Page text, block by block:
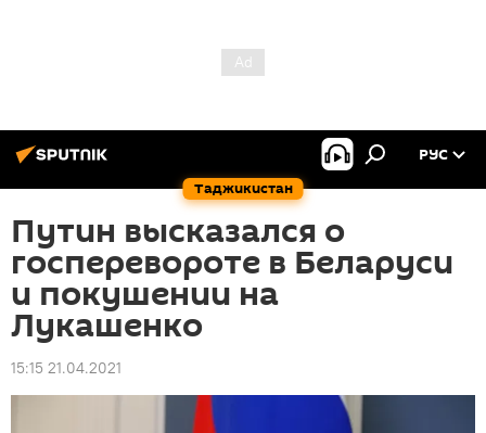
Таджикистан
РУС
Путин высказался о
госперевороте в Беларуси
и покушении на
Лукашенко
15:15 21.04.2021